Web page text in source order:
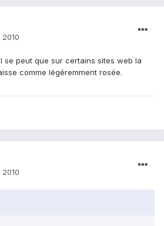
se peut que sur certains sites web la
comme légéremment rosée.